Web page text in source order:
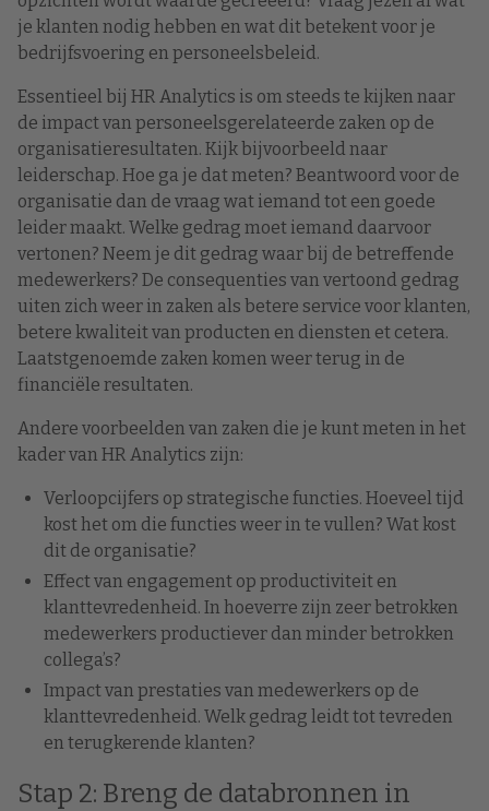
je klanten nodig hebben en wat dit betekent voor je
bedrijfsvoering en personeelsbeleid.
Essentieel bij HR Analytics is om steeds te kijken naar
de impact van personeelsgerelateerde zaken op de
organisatieresultaten. Kijk bijvoorbeeld naar
leiderschap. Hoe ga je dat meten? Beantwoord voor de
organisatie dan de vraag wat iemand tot een goede
leider maakt. Welke gedrag moet iemand daarvoor
vertonen? Neem je dit gedrag waar bij de betreffende
medewerkers? De consequenties van vertoond gedrag
uiten zich weer in zaken als betere service voor klanten,
betere kwaliteit van producten en diensten et cetera.
Laatstgenoemde zaken komen weer terug in de
financiële resultaten.
Andere voorbeelden van zaken die je kunt meten in het
kader van HR Analytics zijn:
Verloopcijfers op strategische functies. Hoeveel tijd
kost het om die functies weer in te vullen? Wat kost
dit de organisatie?
Effect van engagement op productiviteit en
klanttevredenheid. In hoeverre zijn zeer betrokken
medewerkers productiever dan minder betrokken
collega’s?
Impact van prestaties van medewerkers op de
klanttevredenheid. Welk gedrag leidt tot tevreden
en terugkerende klanten?
Stap 2: Breng de databronnen in